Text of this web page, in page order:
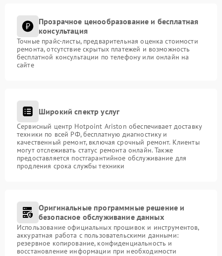
Прозрачное ценообразование и бесплатная
консультация
Точные прайс-листы, предварительная оценка стоимости
ремонта, отсутствие скрытых платежей и возможность
бесплатной консультации по телефону или онлайн на
сайте
Широкий спектр услуг
Сервисный центр Hotpoint Ariston обеспечивает доставку
техники по всей РФ, бесплатную диагностику и
качественный ремонт, включая срочный ремонт. Клиенты
могут отслеживать статус ремонта онлайн. Также
предоставляется постгарантийное обслуживание для
продления срока службы техники
Оригинальные программные решение и
безопасное обслуживание данных
Использование официальных прошивок и инструментов,
аккуратная работа с пользовательскими данными:
резервное копирование, конфиденциальность и
восстановление информации при необходимости